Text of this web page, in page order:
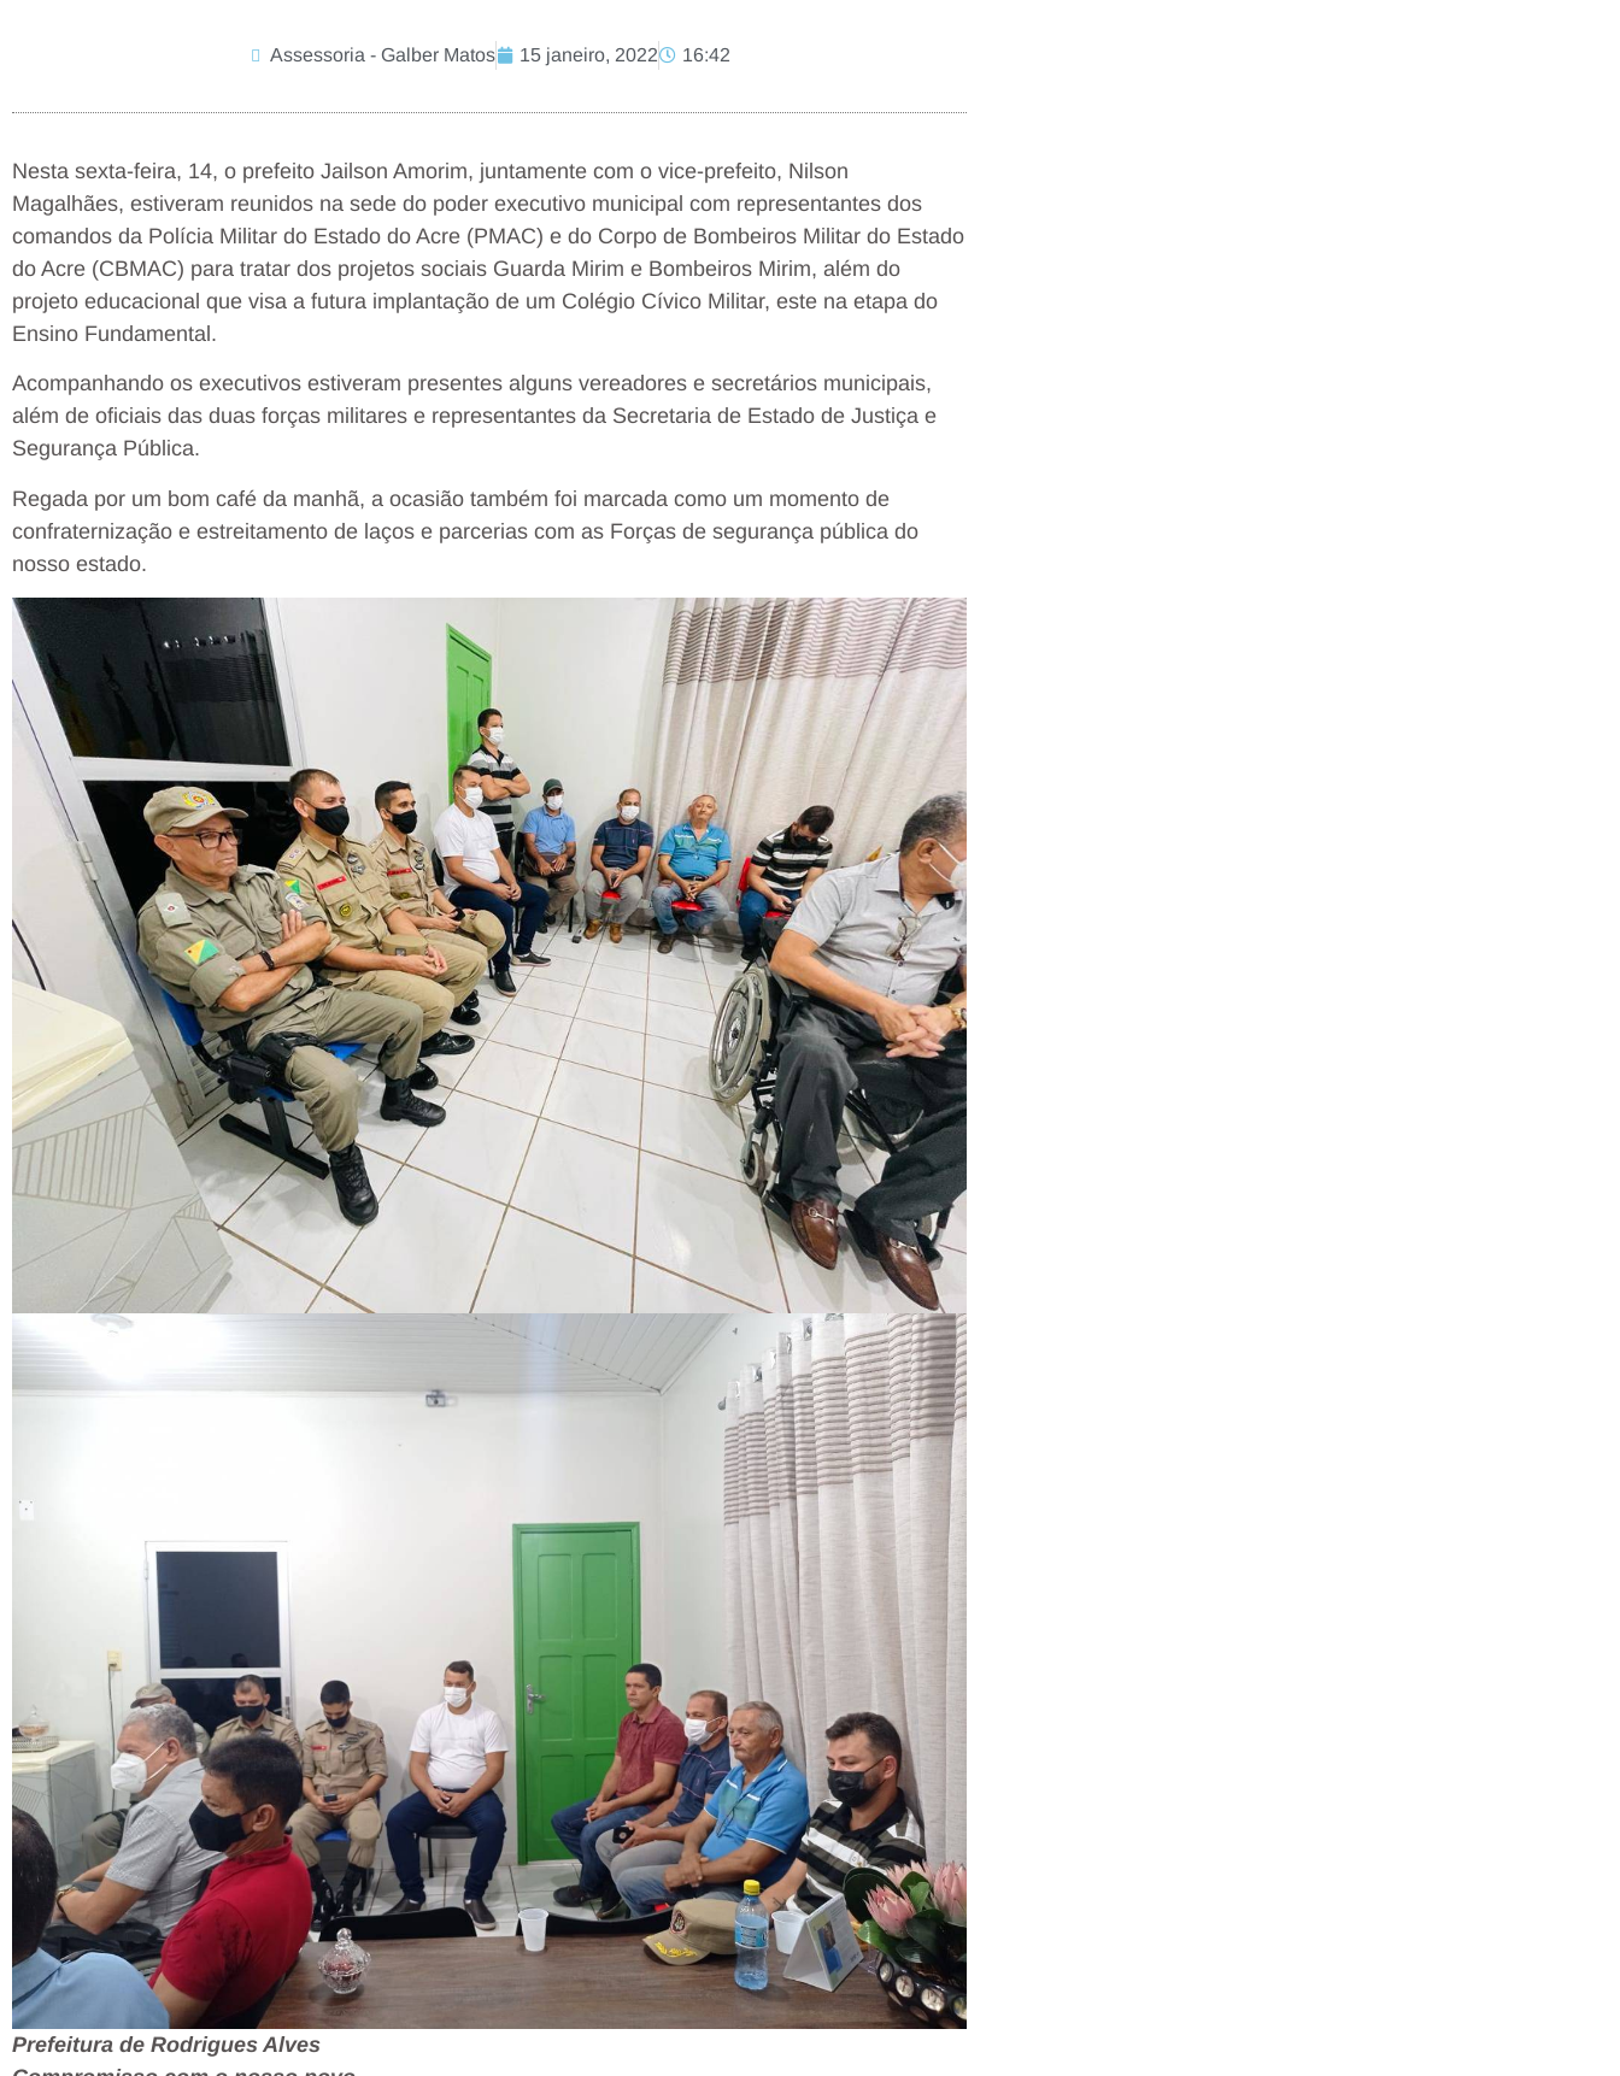
Assessoria - Galber Matos 15 janeiro, 2022 16:42
Nesta sexta-feira, 14, o prefeito Jailson Amorim, juntamente com o vice-prefeito, Nilson
Magalhães, estiveram reunidos na sede do poder executivo municipal com representantes dos
comandos da Polícia Militar do Estado do Acre (PMAC) e do Corpo de Bombeiros Militar do Estado
do Acre (CBMAC) para tratar dos projetos sociais Guarda Mirim e Bombeiros Mirim, além do
projeto educacional que visa a futura implantação de um Colégio Cívico Militar, este na etapa do
Ensino Fundamental.
Acompanhando os executivos estiveram presentes alguns vereadores e secretários municipais,
além de oficiais das duas forças militares e representantes da Secretaria de Estado de Justiça e
Segurança Pública.
Regada por um bom café da manhã, a ocasião também foi marcada como um momento de
confraternização e estreitamento de laços e parcerias com as Forças de segurança pública do
nosso estado.
Prefeitura de Rodrigues Alves